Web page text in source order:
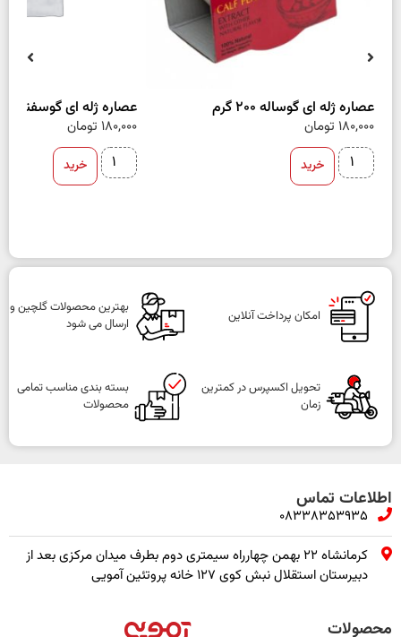
عصاره ژله ای گوساله 200 گرم
180,000 تومان
خرید
عصاره ژله ای گوسفند 200 گرم
180,000 تومان
خرید
امکان پرداخت آنلاین
بهترین محصولات گلچین و
ارسال می شود
تحویل اکسپرس در کمترین
زمان
بسته بندی مناسب تمامی
محصولات
اطلاعات تماس
08338353935
کرمانشاه ۲۲ بهمن چهارراه سیمتری دوم بطرف میدان مرکزی بعد از
دبیرستان استقلال نبش کوی ۱۲۷ خانه پروتئین آمویی
محصولات